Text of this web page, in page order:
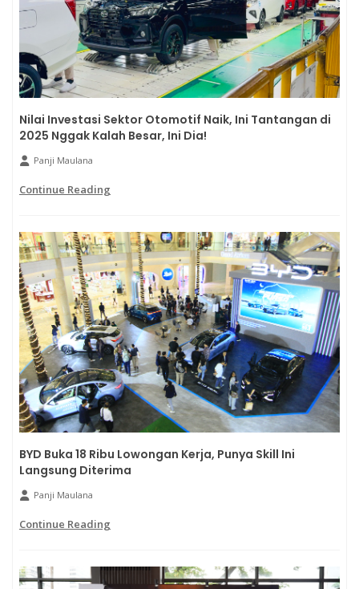
Nilai Investasi Sektor Otomotif Naik, Ini Tantangan di
2025 Nggak Kalah Besar, Ini Dia!
Panji Maulana
Continue Reading
BYD Buka 18 Ribu Lowongan Kerja, Punya Skill Ini
Langsung Diterima
Panji Maulana
Continue Reading